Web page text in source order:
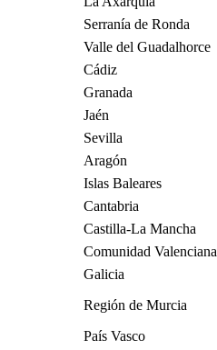
Serranía de Ronda
Valle del Guadalhorce
Cádiz
Granada
Jaén
Sevilla
Aragón
Islas Baleares
Cantabria
Castilla-La Mancha
Comunidad Valenciana
Galicia
Región de Murcia
País Vasco